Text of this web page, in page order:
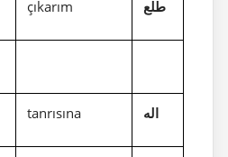
çıkarım طلع
tanrısına اله